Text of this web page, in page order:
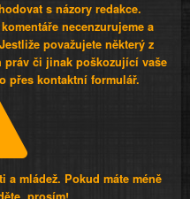
s názory redakce.
necenzurujeme a
považujete některý z
práv či jinak poškozující vaše
přes kontaktní formulář.
a mládež. Pokud máte méně